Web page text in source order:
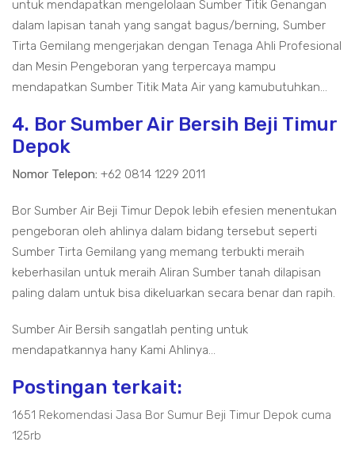
untuk mendapatkan mengelolaan Sumber Titik Genangan
dalam lapisan tanah yang sangat bagus/berning, Sumber
Tirta Gemilang mengerjakan dengan Tenaga Ahli Profesional
dan Mesin Pengeboran yang terpercaya mampu
mendapatkan Sumber Titik Mata Air yang kamubutuhkan...
4. Bor Sumber Air Bersih Beji Timur
Depok
Nomor Telepon: +62 0814 1229 2011
Bor Sumber Air Beji Timur Depok lebih efesien menentukan
pengeboran oleh ahlinya dalam bidang tersebut seperti
Sumber Tirta Gemilang yang memang terbukti meraih
keberhasilan untuk meraih Aliran Sumber tanah dilapisan
paling dalam untuk bisa dikeluarkan secara benar dan rapih.
Sumber Air Bersih sangatlah penting untuk
mendapatkannya hany Kami Ahlinya...
Postingan terkait:
1651 Rekomendasi Jasa Bor Sumur Beji Timur Depok cuma
125rb